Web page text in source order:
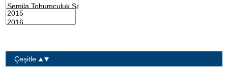
Çeşitle